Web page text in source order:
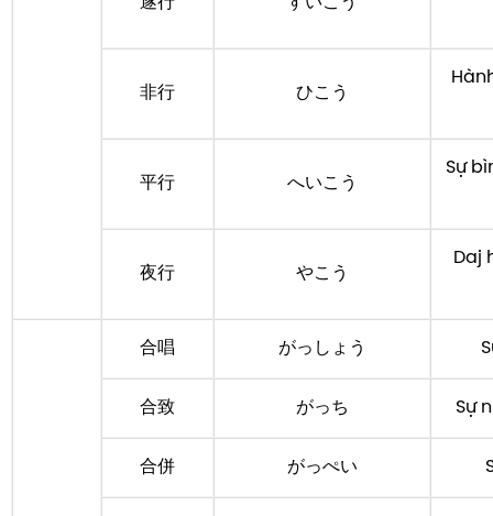
非行 ひこう
平行 へいこう
Sự
夜行 やこう
Daj
合唱 がっしょう
合致 がっち Sự
合併 がっぺい